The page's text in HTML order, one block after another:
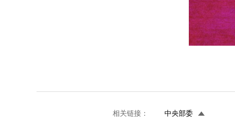
相关链接： 中央部委